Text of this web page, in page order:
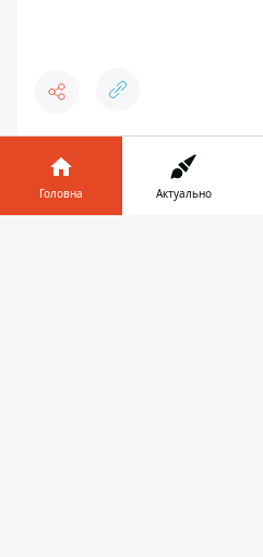
👍 ♥
Головна Актуально